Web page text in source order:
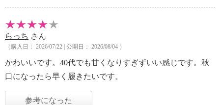
らっち さん
（購入日： 2026/07/22 | 公開日： 2026/08/04 ）
かわいいです。40代でも甘くなりすぎずいい感じです。秋
口になったら早く履きたいです。
参考になった